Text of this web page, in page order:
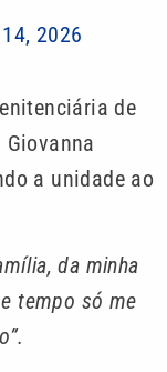
2026
de
a unidade ao
da minha
tempo só me